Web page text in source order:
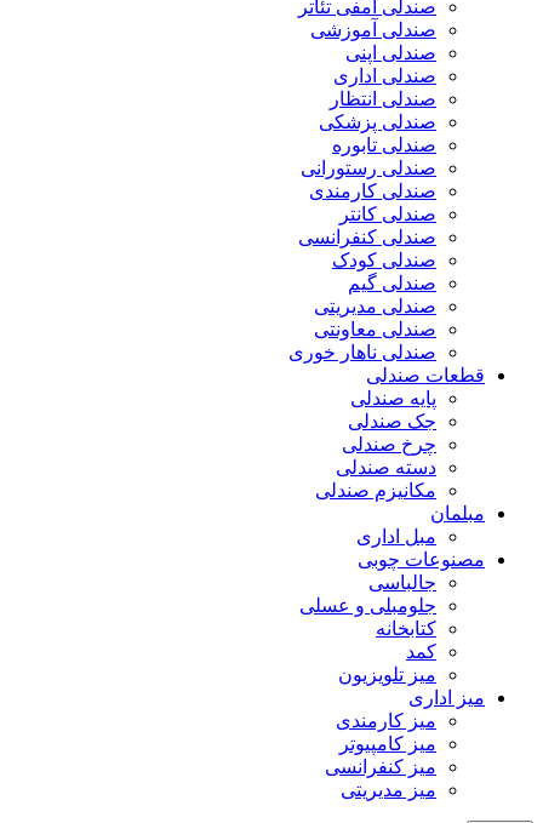
صندلی آمفی تئاتر
صندلی آموزشی
صندلی اپنی
صندلی اداری
صندلی انتظار
صندلی پزشکی
صندلی تابوره
صندلی رستورانی
صندلی کارمندی
صندلی کانتر
صندلی کنفرانسی
صندلی کودک
صندلی گیم
صندلی مدیریتی
صندلی معاونتی
صندلی ناهار خوری
قطعات صندلی
پایه صندلی
جک صندلی
چرخ صندلی
دسته صندلی
مکانیزم صندلی
مبلمان
مبل اداری
مصنوعات چوبی
جالباسی
جلومبلی و عسلی
کتابخانه
کمد
میز تلویزیون
میز اداری
میز کارمندی
میز کامپیوتر
میز کنفرانسی
میز مدیریتی